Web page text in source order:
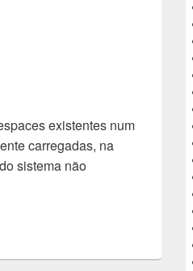
existentes num
carregadas, na
sistema não